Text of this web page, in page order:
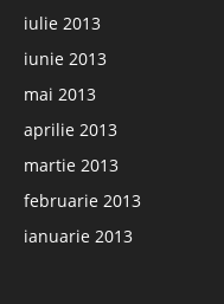
iulie 2013
iunie 2013
mai 2013
aprilie 2013
martie 2013
februarie 2013
ianuarie 2013